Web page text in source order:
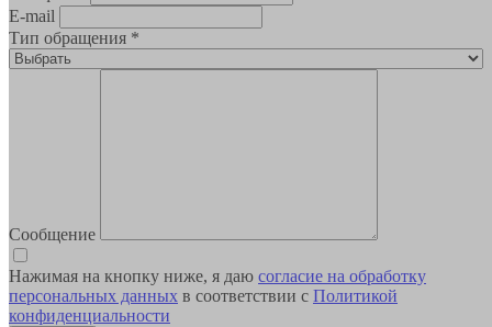
E-mail
Тип обращения *
Сообщение
Нажимая на кнопку ниже, я даю согласие на обработку
персональных данных в соответствии с Политикой
конфиденциальности